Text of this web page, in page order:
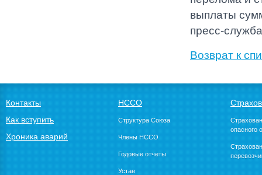
выплаты
пресс-
Возврат к
Контакты
Как вступить
Хроника аварий
НССО
Структура Союза
Члены НССО
Годовые отчеты
Устав
опасного